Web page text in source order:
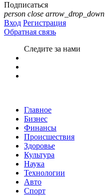
Подписаться
person close arrow_drop_down
Вход Регистрация
Обратная связь
Следите за нами
Главное
Бизнес
Финансы
Происшествия
Здоровье
Культура
Наука
Технологии
Авто
Спорт